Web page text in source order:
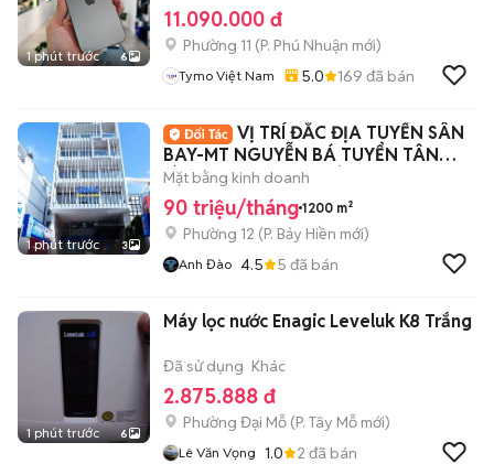
1 phút trước 6
11.090.000 đ
Phường 11 (P. Phú Nhuận mới)
Tymo Việt Nam 5.0 169 đã bán
1 phút trước 3
VỊ TRÍ ĐẮC ĐỊA TUYẾN SÂN
BAY-MT NGUYỄN BÁ TUYỂN TÂN
BÌNH NGAY CỘNG HÒA
Mặt bằng kinh doanh
90 triệu/tháng 1200 m²
Phường 12 (P. Bảy Hiền mới)
Anh Đào 4.5 5 đã bán
1 phút trước 6
Máy lọc nước Enagic Leveluk K8 Trắng
Đã sử dụng Khác
2.875.888 đ
Phường Đại Mỗ (P. Tây Mỗ mới)
Lê Văn Vọng 1.0 2 đã bán